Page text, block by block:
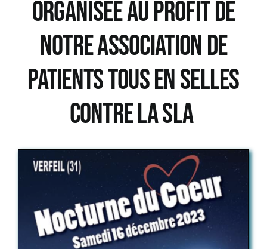
organisée au profit de
notre association de
patients Tous En selles
Contre la SLA